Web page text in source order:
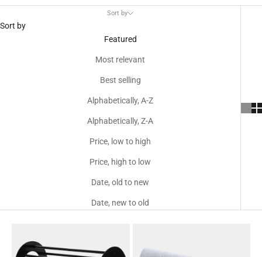
Sort by
Sort by
Featured
Most relevant
Best selling
Alphabetically, A-Z
Alphabetically, Z-A
Price, low to high
Price, high to low
Date, old to new
Date, new to old